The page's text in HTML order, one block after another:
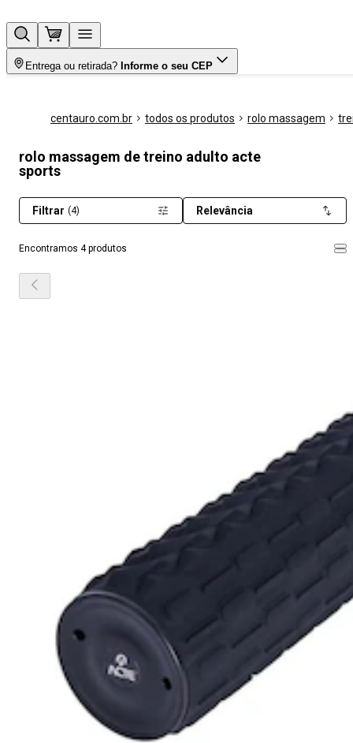
Entrega ou retirada? Informe o seu CEP
centauro.com.br todos os produtos rolo massagem
rolo massagem de treino adulto acte
sports
Encontramos 4 produtos
Filtrar (4) Relevância